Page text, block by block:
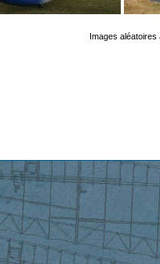
Images aléatoires